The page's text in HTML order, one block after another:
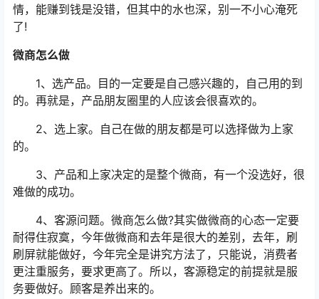
情，能赚到钱是没错，但其中的水也深，别一不小心淹死
了!
微商怎么做
1、选产品。目的一定要是自己感兴趣的，自己用的到
的。再就是，产品朋友圈里的人应该会很喜欢的。
2、选上家。自己在做的朋友都是可以选择做为上家
的。
3、产品和上家决定的是整个微商，有一个没选好，很
难做的成功。
4、客源问题。微商怎么做?其实做微商的心态一定要
耐得住寂寞，今年做微商和去年是很大的差别，去年，刷
刷屏就能做好，今年完全是讲究方法了，只能说，消费者
更注重服务，要求更高了。所以，客源稳定的前提就是服
务要做好。顾客是养出来的。